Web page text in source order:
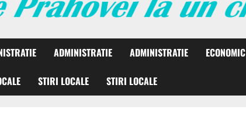
ADMINISTRATIE ADMINISTRATIE ECONOMIC
STIRI LOCALE STIRI LOCALE